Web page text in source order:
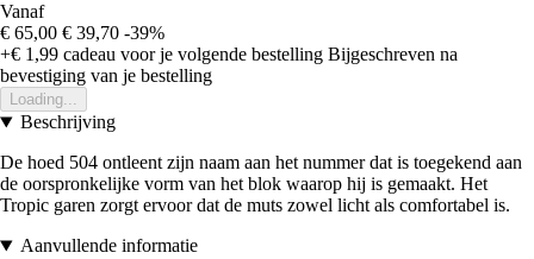
Vanaf
€ 65,00 € 39,70 -39%
+€ 1,99 cadeau voor je volgende bestelling Bijgeschreven na
bevestiging van je bestelling
Loading...
Beschrijving
De hoed 504 ontleent zijn naam aan het nummer dat is toegekend aan
de oorspronkelijke vorm van het blok waarop hij is gemaakt. Het
Tropic garen zorgt ervoor dat de muts zowel licht als comfortabel is.
Aanvullende informatie